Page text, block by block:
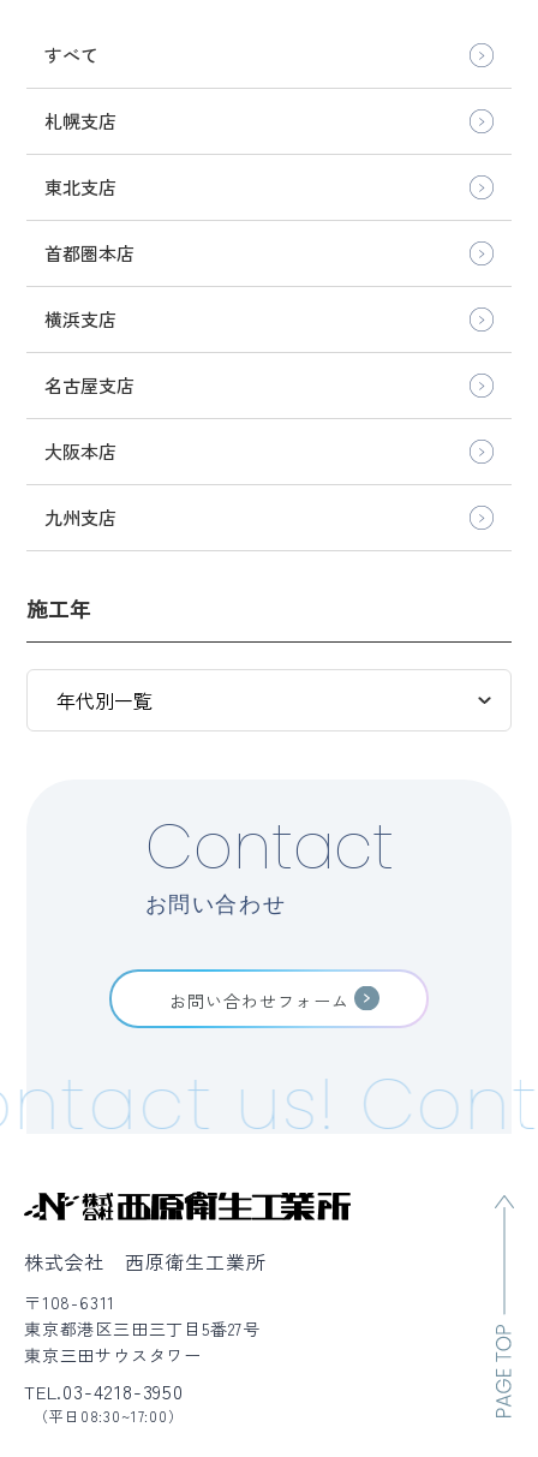
すべて
札幌支店
東北支店
首都圏本店
横浜支店
名古屋支店
大阪本店
九州支店
施工年
Contact
お問い合わせ
お問い合わせフォーム
us!
株式会社 西原衛生工業所
〒108-6311
東京都港区三田三丁目5番27号
東京三田サウスタワー
TEL.03-4218-3950
（平日08:30~17:00）